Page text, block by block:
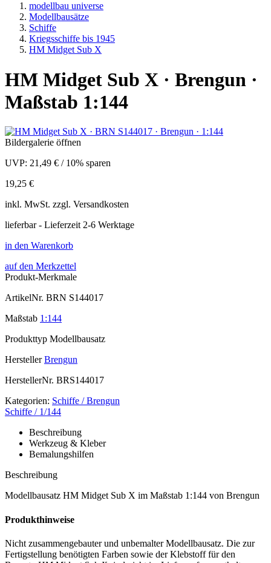
modellbau universe
Modellbausätze
Schiffe
Kriegsschiffe bis 1945
HM Midget Sub X
HM Midget Sub X · Brengun ·
Maßstab 1:144
Bildergalerie öffnen
UVP: 21,49 € / 10% sparen
19,25 €
inkl. MwSt. zzgl. Versandkosten
lieferbar - Lieferzeit 2-6 Werktage
in den Warenkorb
auf den Merkzettel
Produkt-Merkmale
ArtikelNr. BRN S144017
Maßstab 1:144
Produkttyp Modellbausatz
Hersteller Brengun
HerstellerNr. BRS144017
Kategorien: Schiffe / Brengun
Schiffe / 1/144
Beschreibung
Werkzeug & Kleber
Bemalungshilfen
Beschreibung
Modellbausatz HM Midget Sub X im Maßstab 1:144 von Brengun
Produkthinweise
Nicht zusammengebauter und unbemalter Modellbausatz. Die zur
Fertigstellung benötigten Farben sowie der Klebstoff für den